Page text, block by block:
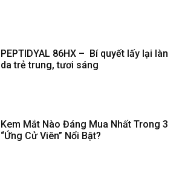
PEPTIDYAL 86HX – Bí quyết lấy lại làn
da trẻ trung, tươi sáng
Kem Mắt Nào Đáng Mua Nhất Trong 3
“Ứng Cử Viên” Nổi Bật?